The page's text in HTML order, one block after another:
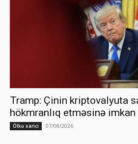
Tramp: Çinin kriptovalyuta
hökmranlıq etməsinə
Ölkə xarici 07/08/2026